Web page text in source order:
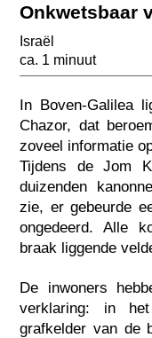
Onkwetsbaar
Israël
ca. 1 minuut
In Boven-Galilea
Chazor, dat
zoveel informatie
Tijdens de Jom
duizenden
zie, er gebeurde
ongedeerd. Alle
braak liggende
De inwoners
verklaring: in
grafkelder van de